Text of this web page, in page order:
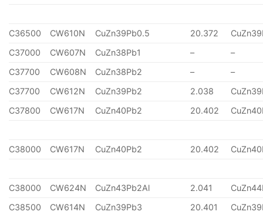
C36500 CW610N CuZn39Pb0.5 20.372
C37000
CW607N CuZn38Pb1 –
–
C37700
CW608N CuZn38Pb2 –
–
C37700
CW612N CuZn39Pb2 2.038
C37800
CW617N CuZn40Pb2 20.402
C38000 CW617N CuZn40Pb2 20.402
C38000 CW624N CuZn43Pb2Al 2.041
C38500
CW614N CuZn39Pb3 20.401